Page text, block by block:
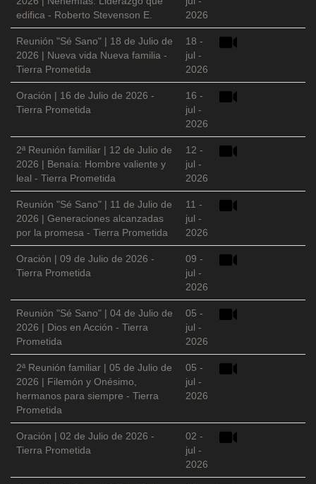
edifica - Roberto Stevenson E.
2026
Reunión "Sé Sano" | 18 de Julio de
2026 | Nueva vida Nueva familia -
Tierra Prometida
18 -
jul -
2026
Oración | 16 de Julio de 2026 -
Tierra Prometida
16 -
jul -
2026
2ª Reunión familiar | 12 de Julio de
2026 | Benaía: Hombre valiente y
leal - Tierra Prometida
12 -
jul -
2026
Reunión "Sé Sano" | 11 de Julio de
2026 | Generaciones alcanzadas
por la promesa - Tierra Prometida
11 -
jul -
2026
Oración | 09 de Julio de 2026 -
Tierra Prometida
09 -
jul -
2026
Reunión "Sé Sano" | 04 de Julio de
2026 | Dios en Acción - Tierra
Prometida
05 -
jul -
2026
2ª Reunión familiar | 05 de Julio de
2026 | Filemón y Onésimo,
hermanos para siempre - Tierra
Prometida
05 -
jul -
2026
Oración | 02 de Julio de 2026 -
Tierra Prometida
02 -
jul -
2026